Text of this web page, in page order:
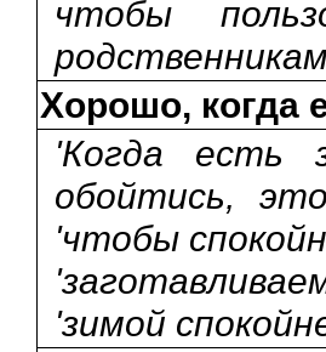
чтобы
Хорошо, когда
'Когда есть
обойтись,
'чтобы
'зимой